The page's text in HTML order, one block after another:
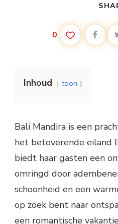
0
Inhoud toon
Bali Mandira is een
het betoverende eiland
biedt haar gasten een
omringd door
schoonheid en een
op zoek bent naar
een romantische